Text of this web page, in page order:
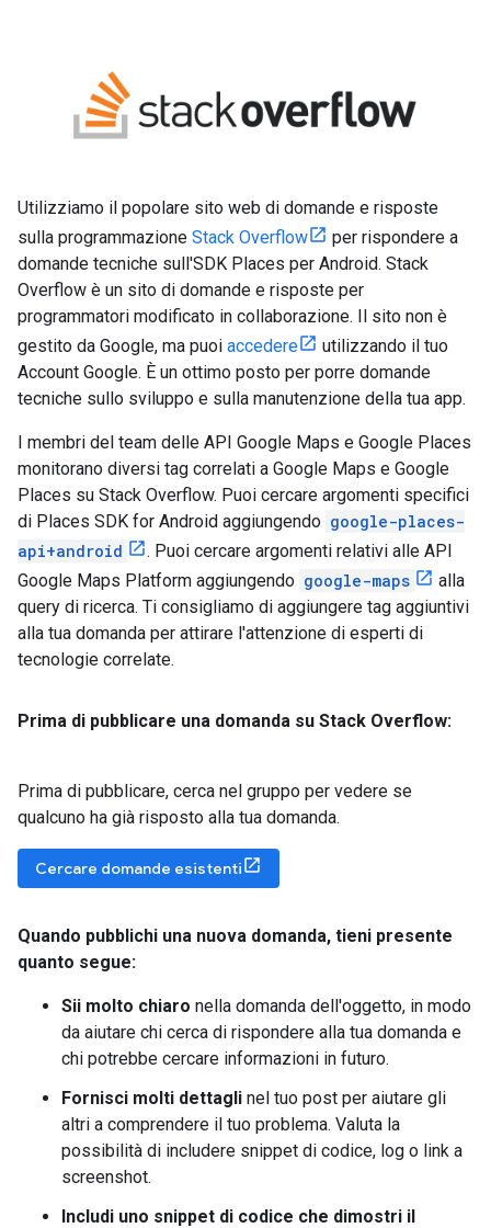
Utilizziamo il popolare sito web di domande e risposte
sulla programmazione Stack Overflow
per rispondere a
domande tecniche sull'SDK Places per Android. Stack
Overflow è un sito di domande e risposte per
programmatori modificato in collaborazione. Il sito non è
gestito da Google, ma puoi accedere
utilizzando il tuo
Account Google. È un ottimo posto per porre domande
tecniche sullo sviluppo e sulla manutenzione della tua app.
I membri del team delle API Google Maps e Google Places
monitorano diversi tag correlati a Google Maps e Google
Places su Stack Overflow. Puoi cercare argomenti specifici
di Places SDK for Android aggiungendo google-places-
api+android
. Puoi cercare argomenti relativi alle API
Google Maps Platform aggiungendo google-maps
alla
query di ricerca. Ti consigliamo di aggiungere tag aggiuntivi
alla tua domanda per attirare l'attenzione di esperti di
tecnologie correlate.
Prima di pubblicare una domanda su Stack Overflow:
Prima di pubblicare, cerca nel gruppo per vedere se
qualcuno ha già risposto alla tua domanda.
Cercare domande esistenti
Quando pubblichi una nuova domanda, tieni presente
quanto segue:
Sii molto chiaro nella domanda dell'oggetto, in modo
da aiutare chi cerca di rispondere alla tua domanda e
chi potrebbe cercare informazioni in futuro.
Fornisci molti dettagli nel tuo post per aiutare gli
altri a comprendere il tuo problema. Valuta la
possibilità di includere snippet di codice, log o link a
screenshot.
Includi uno snippet di codice che dimostri il